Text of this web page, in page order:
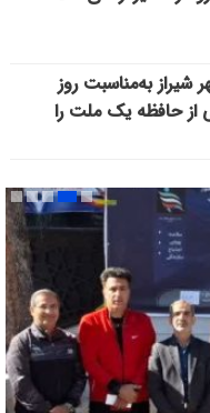
شیراز به‌مناسبت روز
از حافظه یک ملت را